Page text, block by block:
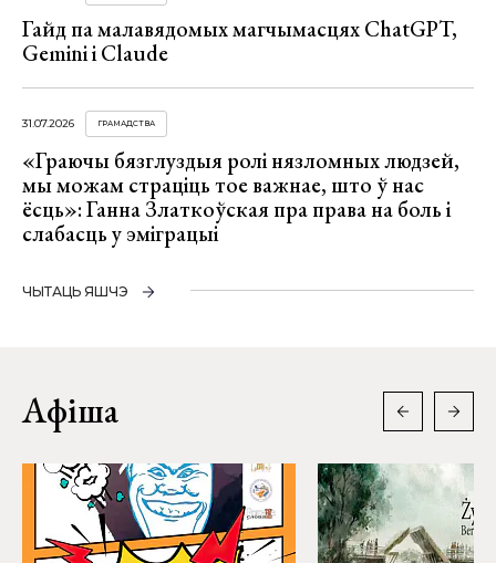
Гайд па малавядомых магчымасцях ChatGPT,
Gemini і Claude
31.07.2026 ГРАМАДСТВА
«Граючы бязглуздыя ролі нязломных людзей,
мы можам страціць тое важнае, што ў нас
ёсць»: Ганна Златкоўская пра права на боль і
слабасць у эміграцыі
ЧЫТАЦЬ ЯШЧЭ
Афіша